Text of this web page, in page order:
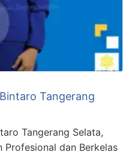
Tangerang
Tangerang Selata,
Profesional dan Berkelas